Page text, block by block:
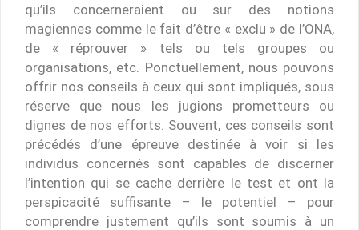
qu’ils concerneraient ou sur des notions
magiennes comme le fait d’être « exclu » de l’ONA,
de « réprouver » tels ou tels groupes ou
organisations, etc. Ponctuellement, nous pouvons
offrir nos conseils à ceux qui sont impliqués, sous
réserve que nous les jugions prometteurs ou
dignes de nos efforts. Souvent, ces conseils sont
précédés d’une épreuve destinée à voir si les
individus concernés sont capables de discerner
l’intention qui se cache derrière le test et ont la
perspicacité suffisante – le potentiel – pour
comprendre justement qu’ils sont soumis à un